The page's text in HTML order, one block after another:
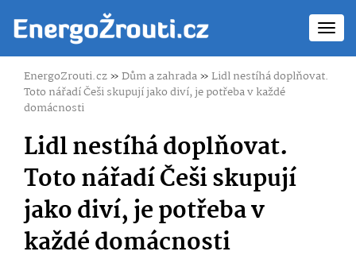
EnergoZrouti.cz»Dům a zahrada»Lidl nestíhá doplňovat.
Toto nářadí Češi skupují jako diví, je potřeba v každé
domácnosti
Lidl nestíhá doplňovat.
Toto nářadí Češi skupují
jako diví, je potřeba v
každé domácnosti